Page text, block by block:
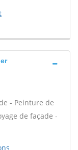
- Peinture de
de façade -